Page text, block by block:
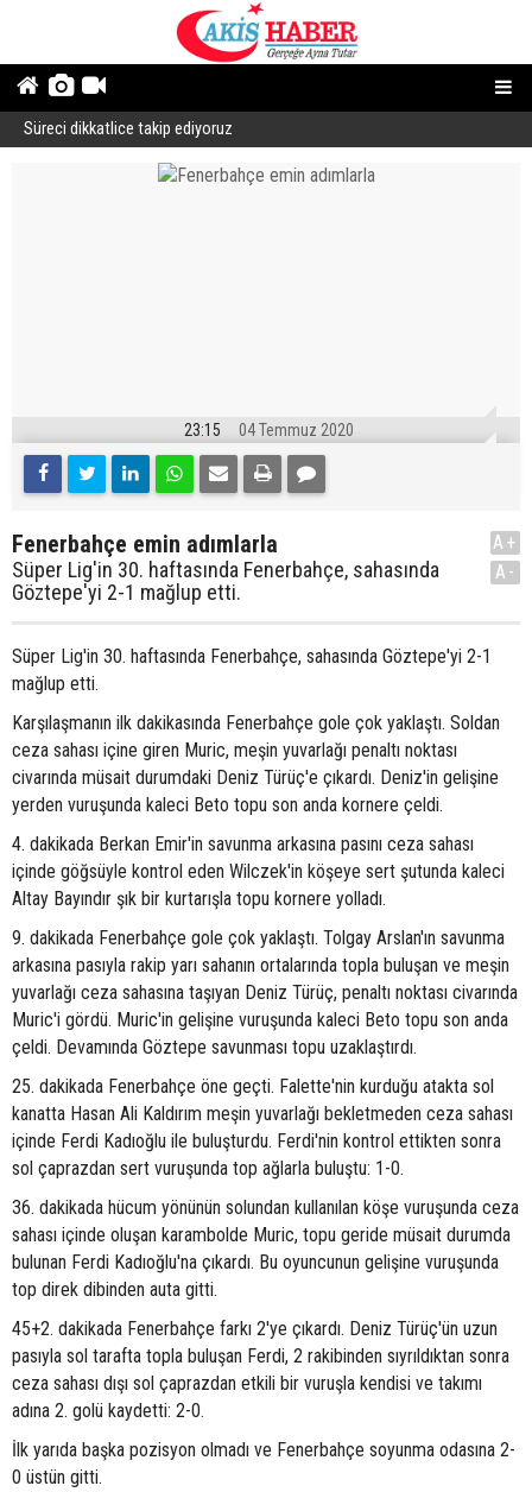
Süreci dikkatlice takip ediyoruz
23:15 04 Temmuz 2020
Fenerbahçe emin adımlarla
Süper Lig'in 30. haftasında Fenerbahçe, sahasında
Göztepe'yi 2-1 mağlup etti.
A+
A-
Süper Lig'in 30. haftasında Fenerbahçe, sahasında Göztepe'yi 2-1
mağlup etti.
Karşılaşmanın ilk dakikasında Fenerbahçe gole çok yaklaştı. Soldan
ceza sahası içine giren Muric, meşin yuvarlağı penaltı noktası
civarında müsait durumdaki Deniz Türüç'e çıkardı. Deniz'in gelişine
yerden vuruşunda kaleci Beto topu son anda kornere çeldi.
4. dakikada Berkan Emir'in savunma arkasına pasını ceza sahası
içinde göğsüyle kontrol eden Wilczek'in köşeye sert şutunda kaleci
Altay Bayındır şık bir kurtarışla topu kornere yolladı.
9. dakikada Fenerbahçe gole çok yaklaştı. Tolgay Arslan'ın savunma
arkasına pasıyla rakip yarı sahanın ortalarında topla buluşan ve meşin
yuvarlağı ceza sahasına taşıyan Deniz Türüç, penaltı noktası civarında
Muric'i gördü. Muric'in gelişine vuruşunda kaleci Beto topu son anda
çeldi. Devamında Göztepe savunması topu uzaklaştırdı.
25. dakikada Fenerbahçe öne geçti. Falette'nin kurduğu atakta sol
kanatta Hasan Ali Kaldırım meşin yuvarlağı bekletmeden ceza sahası
içinde Ferdi Kadıoğlu ile buluşturdu. Ferdi'nin kontrol ettikten sonra
sol çaprazdan sert vuruşunda top ağlarla buluştu: 1-0.
36. dakikada hücum yönünün solundan kullanılan köşe vuruşunda ceza
sahası içinde oluşan karambolde Muric, topu geride müsait durumda
bulunan Ferdi Kadıoğlu'na çıkardı. Bu oyuncunun gelişine vuruşunda
top direk dibinden auta gitti.
45+2. dakikada Fenerbahçe farkı 2'ye çıkardı. Deniz Türüç'ün uzun
pasıyla sol tarafta topla buluşan Ferdi, 2 rakibinden sıyrıldıktan sonra
ceza sahası dışı sol çaprazdan etkili bir vuruşla kendisi ve takımı
adına 2. golü kaydetti: 2-0.
İlk yarıda başka pozisyon olmadı ve Fenerbahçe soyunma odasına 2-
0 üstün gitti.